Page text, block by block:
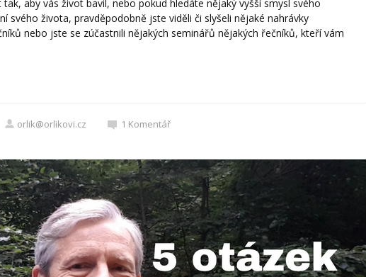
aby vás život bavil, nebo pokud hledáte nějaký vyšší smysl svého
svého života, pravděpodobně jste viděli či slyšeli nějaké nahrávky
nebo jste se zúčastnili nějakých seminářů nějakých řečníků, kteří vám
orlik@orlikovi.cz 1 Komentář